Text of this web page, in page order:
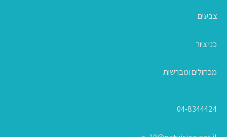
צבעים
כני ציור
מכחולים ומברשות
04-8344424